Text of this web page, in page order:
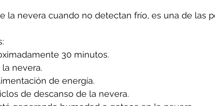
la nevera cuando no detectan frío, es una de las
30 minutos.
nevera.
de energía.
de descanso de la nevera.